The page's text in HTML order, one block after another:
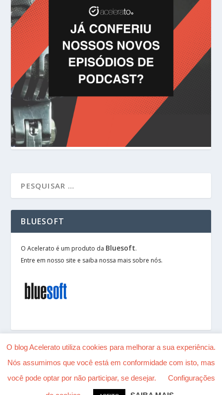
BLUESOFT
O Acelerato é um produto da Bluesoft.
Entre em nosso site e saiba nossa mais sobre nós.
Desenhado porElegant Themes| Alimentado por
O blog Acelerato utiliza cookies para melhorar a sua experiência.
Nós assumimos que você está em conformidade com isto, mas
você pode optar por não participar, se desejar.
Configurações